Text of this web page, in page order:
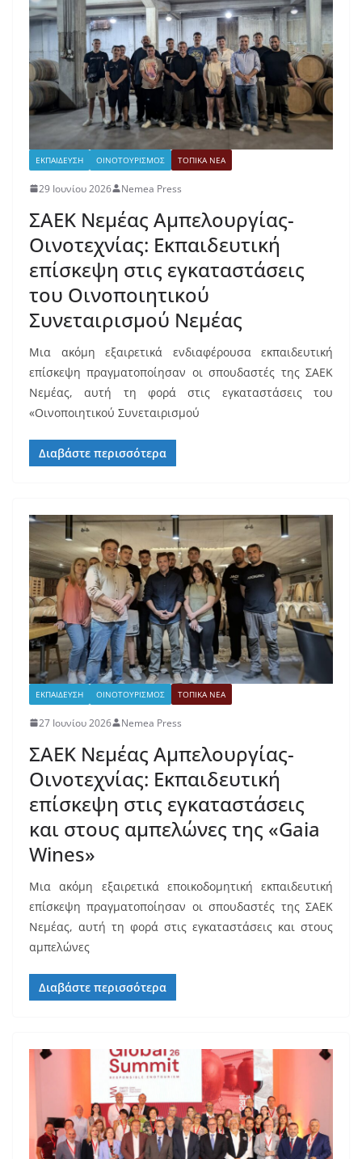
ΕΚΠΑΙΔΕΥΣΗ ΟΙΝΟΤΟΥΡΙΣΜΟΣ ΤΟΠΙΚΑ ΝΕΑ
29 Ιουνίου 2026 Nemea Press
ΣΑΕΚ Νεμέας Αμπελουργίας-
Οινοτεχνίας: Εκπαιδευτική
επίσκεψη στις εγκαταστάσεις
του Οινοποιητικού
Συνεταιρισμού Νεμέας
Μια ακόμη εξαιρετικά ενδιαφέρουσα εκπαιδευτική
επίσκεψη πραγματοποίησαν οι σπουδαστές της ΣΑΕΚ
Νεμέας, αυτή τη φορά στις εγκαταστάσεις του
«Οινοποιητικού Συνεταιρισμού
Διαβάστε περισσότερα
ΕΚΠΑΙΔΕΥΣΗ ΟΙΝΟΤΟΥΡΙΣΜΟΣ ΤΟΠΙΚΑ ΝΕΑ
27 Ιουνίου 2026 Nemea Press
ΣΑΕΚ Νεμέας Αμπελουργίας-
Οινοτεχνίας: Εκπαιδευτική
επίσκεψη στις εγκαταστάσεις
και στους αμπελώνες της «Gaia
Wines»
Μια ακόμη εξαιρετικά εποικοδομητική εκπαιδευτική
επίσκεψη πραγματοποίησαν οι σπουδαστές της ΣΑΕΚ
Νεμέας, αυτή τη φορά στις εγκαταστάσεις και στους
αμπελώνες
Διαβάστε περισσότερα